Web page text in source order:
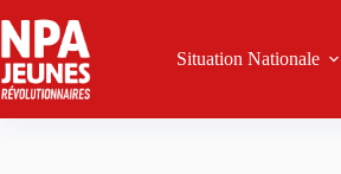
au
contenu
Situation Nationale